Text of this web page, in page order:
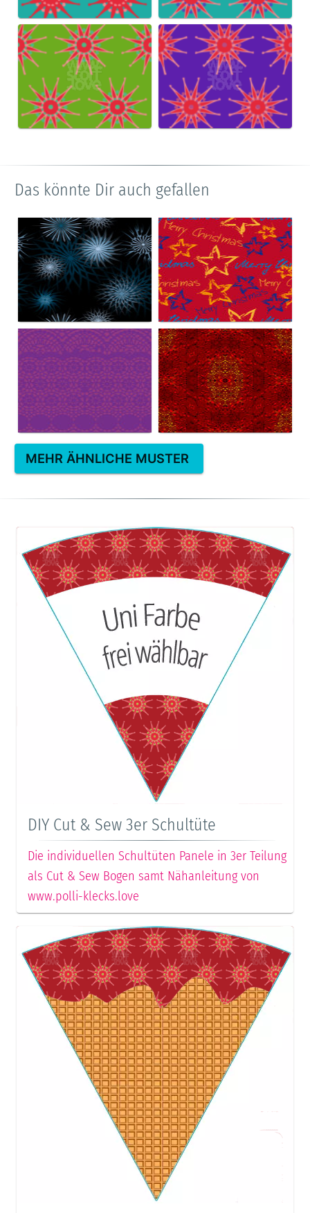
Das könnte Dir auch gefallen
MEHR ÄHNLICHE MUSTER
DIY Cut & Sew 3er Schultüte
Die individuellen Schultüten Panele in 3er Teilung
als Cut & Sew Bogen samt Nähanleitung von
www.polli-klecks.love